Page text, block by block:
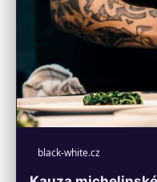
black-white.cz